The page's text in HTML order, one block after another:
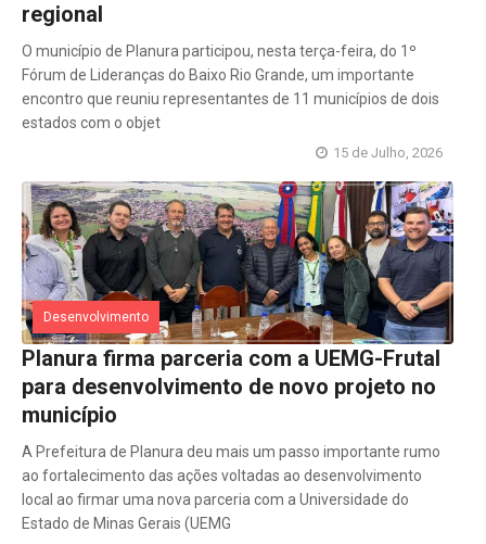
regional
O município de Planura participou, nesta terça-feira, do 1º
Fórum de Lideranças do Baixo Rio Grande, um importante
encontro que reuniu representantes de 11 municípios de dois
estados com o objet
15 de Julho, 2026
Desenvolvimento
Planura firma parceria com a UEMG-Frutal
para desenvolvimento de novo projeto no
município
A Prefeitura de Planura deu mais um passo importante rumo
ao fortalecimento das ações voltadas ao desenvolvimento
local ao firmar uma nova parceria com a Universidade do
Estado de Minas Gerais (UEMG